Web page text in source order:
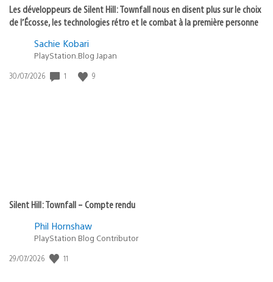
Les développeurs de Silent Hill: Townfall nous en disent plus sur le choix
de l’Écosse, les technologies rétro et le combat à la première personne
Sachie Kobari
PlayStation.Blog Japan
Date
30/07/2026 1 9
Silent Hill: Townfall – Compte rendu
Phil Hornshaw
PlayStation Blog Contributor
Date
29/07/2026 11